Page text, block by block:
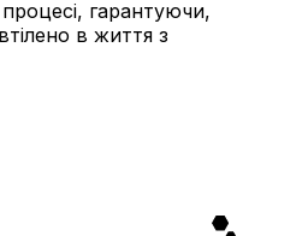
гарантуючи,
в життя з